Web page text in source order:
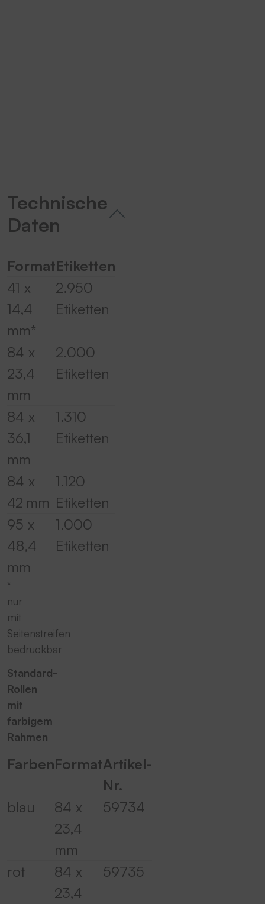
anzusehen.
Akzeptieren
powered by
Technische
Daten
FormatEtiketten
41 x
14,4
mm*
2.950
Etiketten
84 x
23,4
mm
2.000
Etiketten
84 x
36,1
mm
1.310
Etiketten
84 x
42 mm
1.120
Etiketten
95 x
48,4
mm
1.000
Etiketten
*
nur
mit
Seitenstreifen
bedruckbar
Standard-
Rollen
mit
farbigem
Rahmen
FarbenFormatArtikel-
Nr.
blau
84 x
23,4
mm
59734
rot
84 x
23,4
59735